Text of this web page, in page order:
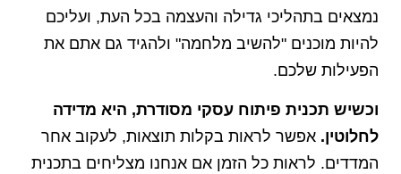
נמצאים בתהליכי גדילה והעצמה בכל העת, ועליכם
להיות מוכנים "להשיב מלחמה" ולהגיד גם אתם את
הפעילות שלכם.
וכשיש תכנית פיתוח עסקי מסודרת, היא מדידה
לחלוטין. אפשר לראות בקלות תוצאות, לעקוב אחר
המדדים. לראות כל הזמן אם אנחנו מצליחים בתכנית